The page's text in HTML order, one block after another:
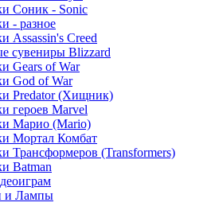
Соник - Sonic
- разное
Assassin's Creed
сувениры Blizzard
Gears of War
God of War
Predator (Хищник)
героев Marvel
Марио (Mario)
Мортал Комбат
Трансформеров (Transformers)
Batman
и Лампы